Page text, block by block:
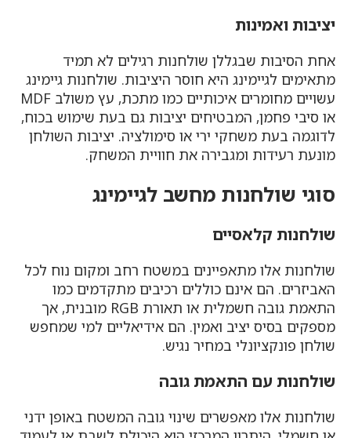
יציבות ואמינות
אחת הסיבות שבגללן שולחנות רגילים לא תמיד
מתאימים לגיימינג היא חוסר היציבות. שולחנות גיימינג
עשויים מחומרים איכותיים כמו מתכת, עץ משולב MDF
או סיבי פחמן, המבטיחים יציבות גם בעת שימוש בכוח,
לדוגמה בעת משחקי ירי או סימולציה. יציבות השולחן
מונעת רעידות ומגבירה את חוויית המשחק.
סוגי שולחנות מחשב לגיימינג
שולחנות קלאסיים
שולחנות אלו מתאפיינים במשטח רחב ומקום נוח לכל
האביזרים. הם אינם כוללים רכיבים מתקדמים כמו
התאמת גובה חשמלית או תאורת RGB מובנית, אך
מספקים בסיס יציב ואמין. הם אידיאליים למי שמחפש
שולחן פונקציונלי במחיר נגיש.
שולחנות עם התאמת גובה
שולחנות אלו מאפשרים שינוי גובה המשטח באופן ידני